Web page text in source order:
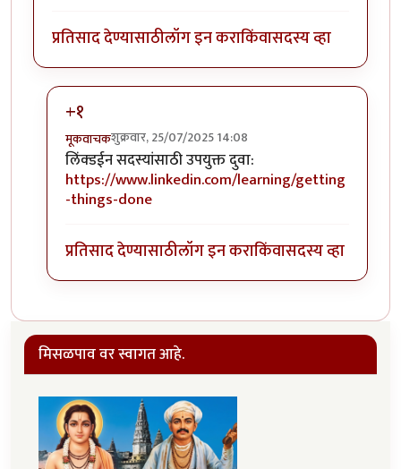
प्रतिसाद देण्यासाठीलॉग इन कराकिंवासदस्य व्हा
+१
मूकवाचकशुक्रवार, 25/07/2025 14:08
In reply toही तत्परता...byरामचंद्र
लिंक्डईन सदस्यांसाठी उपयुक्त दुवा:
https://www.linkedin.com/learning/getting
-things-done
प्रतिसाद देण्यासाठीलॉग इन कराकिंवासदस्य व्हा
मिसळपाव वर स्वागत आहे.